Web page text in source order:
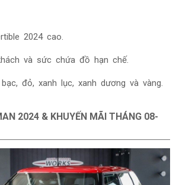
2024 cao.
và sức chứa đồ hạn chế.
đỏ, xanh lục, xanh dương và vàng.
2024 & KHUYẾN MÃI THÁNG 08-